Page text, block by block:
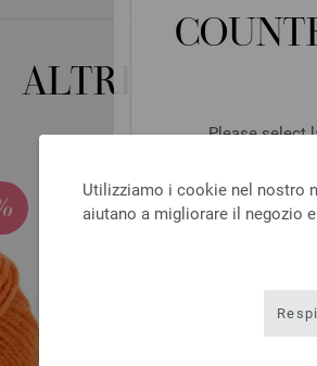
Please select
USA
Utilizziamo i cookie nel nostro
aiutano a migliorare il negozio
ALTRI CLIENTI